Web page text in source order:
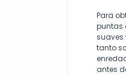
Para
puntas
suaves
tanto
antes